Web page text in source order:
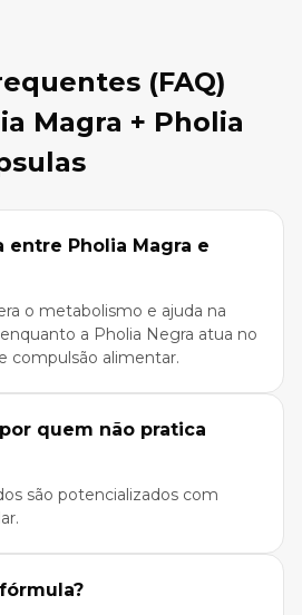
(FAQ)
Magra + Pholia
entre Pholia Magra e
o metabolismo e ajuda na
a Pholia Negra atua no
compulsão alimentar.
quem não pratica
são potencializados com